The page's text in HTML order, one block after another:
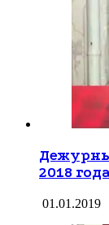
2018
01.01.2019